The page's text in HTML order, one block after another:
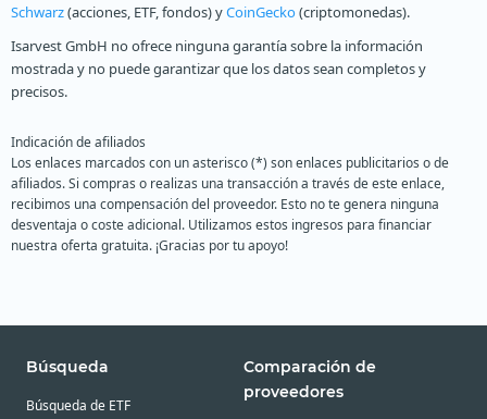
Schwarz(acciones, ETF, fondos) yCoinGecko(criptomonedas).
Isarvest GmbH no ofrece ninguna garantía sobre la información
mostrada y no puede garantizar que los datos sean completos y
precisos.
Indicación de afiliados
Los enlaces marcados con un asterisco (*) son enlaces publicitarios o de
afiliados. Si compras o realizas una transacción a través de este enlace,
recibimos una compensación del proveedor. Esto no te genera ninguna
desventaja o coste adicional. Utilizamos estos ingresos para financiar
nuestra oferta gratuita. ¡Gracias por tu apoyo!
Búsqueda
Búsqueda de ETF
Comparación de
proveedores